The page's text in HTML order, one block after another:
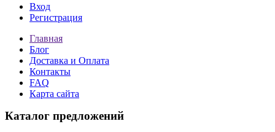
Вход
Регистрация
Главная
Блог
Доставка и Оплата
Контакты
FAQ
Карта сайта
Каталог предложений